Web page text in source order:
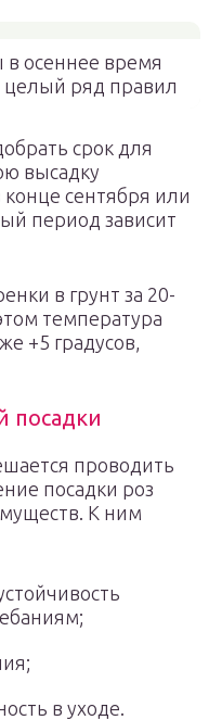
в осеннее время
ряд правил
срок для
высадку
сентября или
период зависит
в грунт за 20-
температура
+5 градусов,
посадки
проводить
посадки роз
К ним
в уходе.